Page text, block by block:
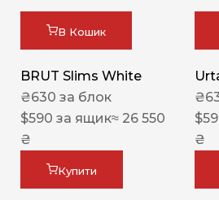
В Кошик
BRUT Slims White
₴630 за блок
$590 за ящик≈ 26 550
₴
Купити
₴
$
₴